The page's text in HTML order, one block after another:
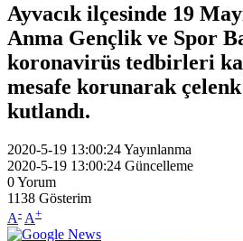
Ayvacık ilçesinde 19
Anma Gençlik ve Spor
koronavirüs tedbirleri
mesafe korunarak
kutlandı.
2020-5-19 13:00:24Yayınlanma
2020-5-19 13:00:24 Güncelleme
0Yorum
1138 Gösterim
A- A+